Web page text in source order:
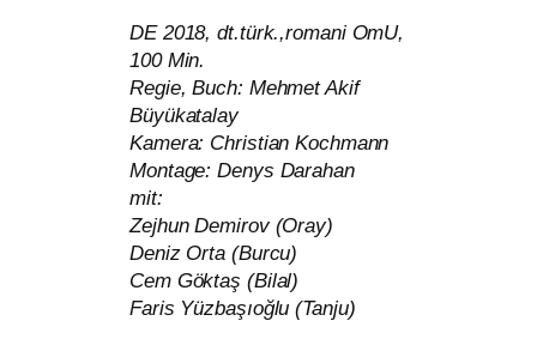
DE2018, dt.türk.,romani OmU,
100 Min.
Regie, Buch: Mehmet Akif
Büyükatalay
Kamera: Christian Kochmann
Montage: Denys Darahan
mit:
Zejhun Demirov (Oray)
Deniz Orta (Burcu)
Cem Göktaş (Bilal)
Faris Yüzbaşıoğlu (Tanju)